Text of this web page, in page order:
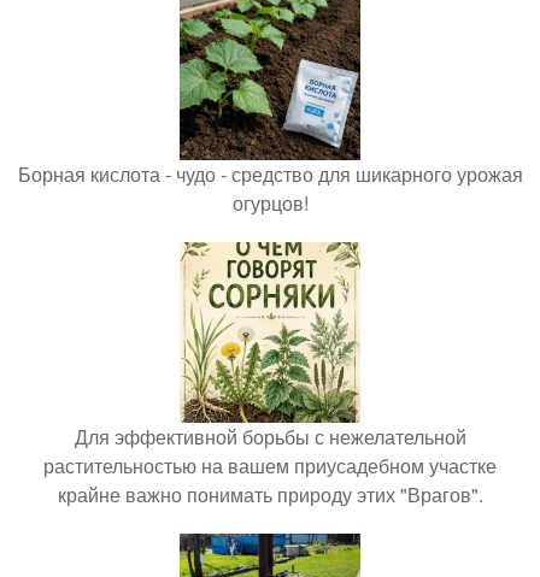
Борная кислота - чудо - средство для шикарного урожая
огурцов!
Для эффективной борьбы с нежелательной
растительностью на вашем приусадебном участке
крайне важно понимать природу этих "Врагов".